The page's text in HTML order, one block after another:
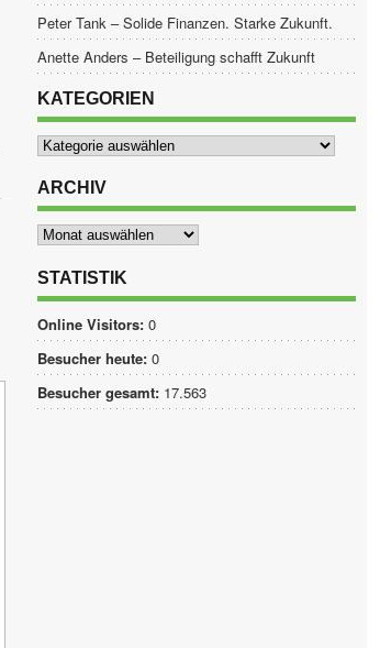
Peter Tank – Solide Finanzen. Starke Zukunft.
Anette Anders – Beteiligung schafft Zukunft
KATEGORIEN
Kategorien
ARCHIV
Archiv
STATISTIK
Online Visitors: 0
Besucher heute: 0
Besucher gesamt: 17.563